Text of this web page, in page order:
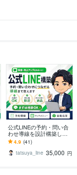
公式LINEの予約・問い合
わせ導線を設計構築しま
す 何を設定すればいいか
分からない方でも、丸ご
と相談できます。
4.9 (41)
tatsuya_line 35,000 円